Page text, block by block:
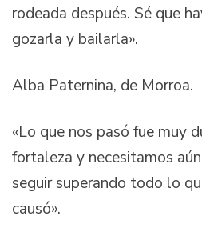
rodeada después. Sé que
gozarla y bailarla».
Alba Paternina, de Morroa.
«Lo que nos pasó fue muy
fortaleza y necesitamos
seguir superando todo lo
causó».